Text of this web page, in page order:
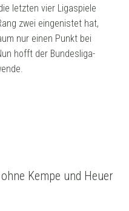
letzten vier Ligaspiele
zwei eingenistet hat,
nur einen Punkt bei
hofft der Bundesliga-
Kempe und Heuer